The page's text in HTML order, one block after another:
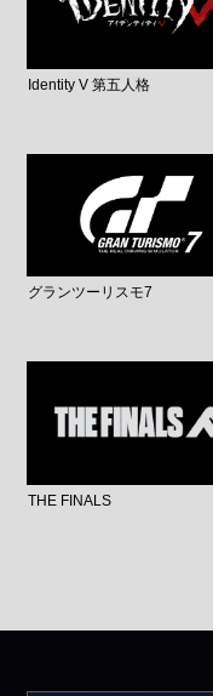
Identity V 第五人格
グランツーリスモ7
THE FINALS